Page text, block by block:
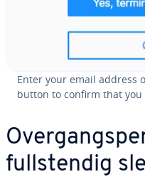
Enter your email address
button to confirm that you
fullstendig